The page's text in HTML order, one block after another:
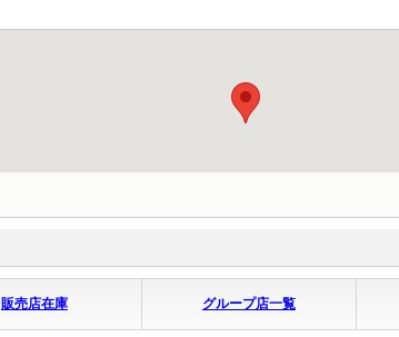
販売店在庫 グループ店一覧